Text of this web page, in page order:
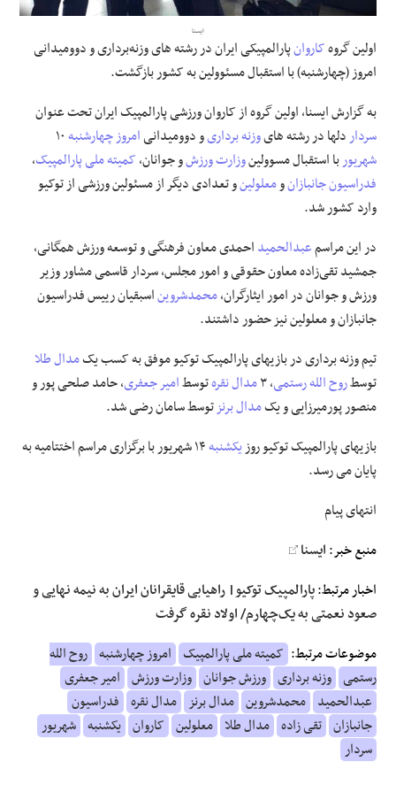
علوم و فن آوری
فرهنگی و هنری
مقالات
ایسنا
اولین گروهکاروانپارالمپیکی ایران در رشته های وزنه‌برداری و دوومیدانی
امروز (چهارشنبه) با استقبال مسئوولین به کشور بازگشت.
به گزارش ایسنا، اولین گروه از کاروان ورزشی پارالمپیک ایران تحت عنوان
سرداردلها در رشته هایوزنه برداریو دوومیدانیامروز چهارشنبه
شهریوربا استقبال مسوولینوزارت ورزشو جوانان،کمیته ملی پارالمپیک،
فدراسیونجانبازانومعلولینو تعدادی دیگر از مسئولین ورزشی از توکیو
وارد کشور شد.
در این مراسمعبدالحمیداحمدی معاون فرهنگی و توسعه ورزش همگانی،
جمشید تقی‌زاده معاون حقوقی و امور مجلس، سردار قاسمی مشاور وزیر
ورزش و جوانان در امور ایثارگران،محمدشرویناسبقیان رییس فدراسیون
جانبازان و معلولین نیز حضور داشتند.
تیم وزنه برداری در بازیهای پارالمپیک توکیو موفق به کسب یکمدال طلا
توسطروح الله رستمی، ۳ مدال نقرهتوسطامیر جعفری، حامد صلحی پور و
منصور پورمیرزایی و یکمدال برنزتوسط سامان رضی شد.
بازیهای پارالمپیک توکیو روزیکشنبه
۱۴ شهریور با برگزاری مراسم اختتامیه به
پایان می رسد.
انتهای پیام
منبع خبر:ایسنا
اخبار مرتبط:پارالمپیک توکیو| راهیابی قایقرانان ایران به نیمه نهایی و
صعود نعمتی به یک‌چهارم/ اولاد نقره گرفت
موضوعات مرتبط: کمیته ملی پارالمپیک امروز چهارشنبه روح الله
رستمی وزنه برداری ورزش جوانان وزارت ورزش امیر جعفری
عبدالحمید محمدشروین مدال برنز مدال نقره فدراسیون
جانبازان تقی زاده مدال طلا معلولین کاروان یکشنبه شهریور
سردار